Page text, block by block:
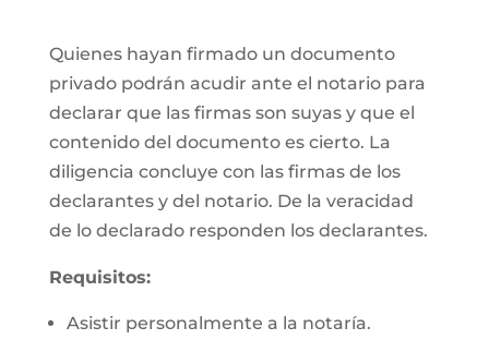
Quienes hayan firmado un documento
privado podrán acudir ante el notario para
declarar que las firmas son suyas y que el
contenido del documento es cierto. La
diligencia concluye con las firmas de los
declarantes y del notario. De la veracidad
de lo declarado responden los declarantes.
Requisitos:
Asistir personalmente a la notaría.